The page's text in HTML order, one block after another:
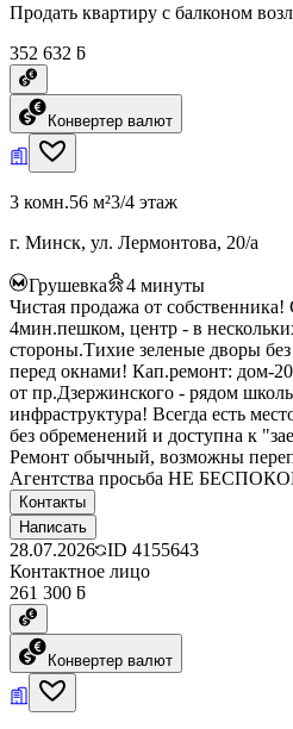
Продать квартиру с балконом
352 632 ƃ
Конвертер валют
3 комн.56 м²3/4 этаж
г. Минск, ул. Лермонтова, 20/а
Грушевка 4 минуты
Чистая продажа от
4мин.пешком, центр - в
стороны.Тихие зеленые дворы
перед окнами! Кап.ремонт: дом-
от пр.Дзержинского - рядом
инфраструктура! Всегда есть
без обременений и доступна к
Ремонт обычный, возможны
Агентства просьба НЕ
Контакты
Написать
28.07.2026 ID 4155643
Контактное лицо
261 300 ƃ
Конвертер валют